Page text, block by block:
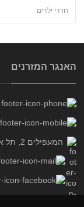
חדרי ילדים
האנגר המזרנים
המעפילים 2, תל אביב